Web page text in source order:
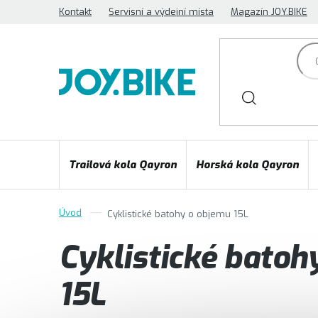
Kontakt Servisní a výdejní místa Magazín JOY.BIKE
Trailová kola Qayron Horská kola Qayron
Cyklistické batohy o objemu 15L
Cyklistické
15L